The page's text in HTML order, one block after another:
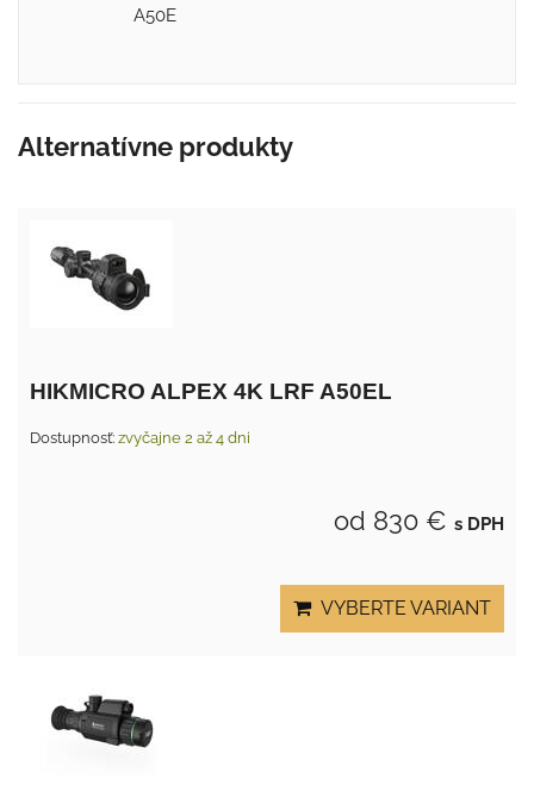
A50E
Alternatívne produkty
HIKMICRO ALPEX 4K LRF A50EL
Dostupnosť: zvyčajne 2 až 4 dni
od 830 € s DPH
VYBERTE VARIANT